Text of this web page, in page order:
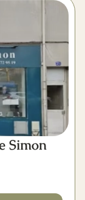
Simon